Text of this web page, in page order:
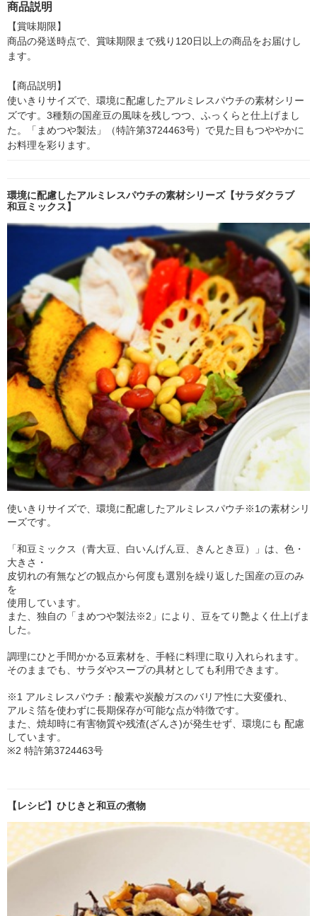
商品説明
【賞味期限】
商品の発送時点で、賞味期限まで残り120日以上の商品をお届けし
ます。
【商品説明】
使いきりサイズで、環境に配慮したアルミレスパウチの素材シリー
ズです。3種類の国産豆の風味を残しつつ、ふっくらと仕上げまし
た。「まめつや製法」（特許第3724463号）で見た目もつややかに
お料理を彩ります。
環境に配慮したアルミレスパウチの素材シリーズ【サラダクラブ
和豆ミックス】
使いきりサイズで、環境に配慮したアルミレスパウチ※1の素材シリ
ーズです。
「和豆ミックス（青大豆、白いんげん豆、きんとき豆）」は、色・
大きさ・
皮切れの有無などの観点から何度も選別を繰り返した国産の豆のみ
を
使用しています。
また、独自の「まめつや製法※2」により、豆をてり艶よく仕上げま
した。
調理にひと手間かかる豆素材を、手軽に料理に取り入れられます。
そのままでも、サラダやスープの具材としても利用できます。
※1 アルミレスパウチ：酸素や炭酸ガスのバリア性に大変優れ、
アルミ箔を使わずに長期保存が可能な点が特徴です。
また、焼却時に有害物質や残渣(ざんさ)が発生せず、環境にも 配慮
しています。
※2 特許第3724463号
【レシピ】ひじきと和豆の煮物